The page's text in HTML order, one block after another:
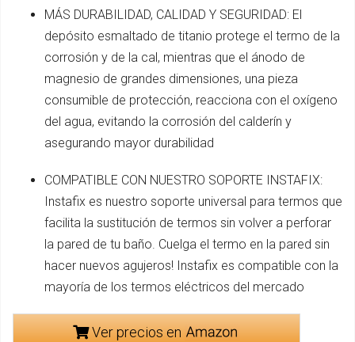
MÁS DURABILIDAD, CALIDAD Y SEGURIDAD: El
depósito esmaltado de titanio protege el termo de la
corrosión y de la cal, mientras que el ánodo de
magnesio de grandes dimensiones, una pieza
consumible de protección, reacciona con el oxígeno
del agua, evitando la corrosión del calderín y
asegurando mayor durabilidad
COMPATIBLE CON NUESTRO SOPORTE INSTAFIX:
Instafix es nuestro soporte universal para termos que
facilita la sustitución de termos sin volver a perforar
la pared de tu baño. Cuelga el termo en la pared sin
hacer nuevos agujeros! Instafix es compatible con la
mayoría de los termos eléctricos del mercado
Ver precios en